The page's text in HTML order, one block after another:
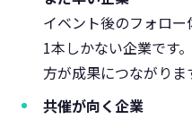
イベント後のフォロ
1本しかない企業です
方が成果につながりま
共催が向く企業